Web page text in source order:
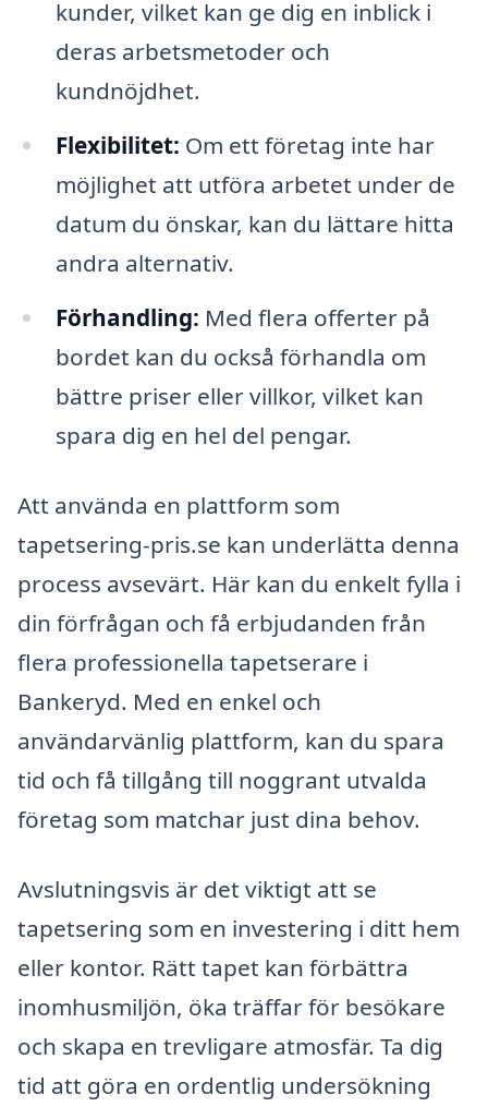
kunder, vilket kan ge dig en inblick i
deras arbetsmetoder och
kundnöjdhet.
Flexibilitet: Om ett företag inte har
möjlighet att utföra arbetet under de
datum du önskar, kan du lättare hitta
andra alternativ.
Förhandling: Med flera offerter på
bordet kan du också förhandla om
bättre priser eller villkor, vilket kan
spara dig en hel del pengar.
Att använda en plattform som
tapetsering-pris.se kan underlätta denna
process avsevärt. Här kan du enkelt fylla i
din förfrågan och få erbjudanden från
flera professionella tapetserare i
Bankeryd. Med en enkel och
användarvänlig plattform, kan du spara
tid och få tillgång till noggrant utvalda
företag som matchar just dina behov.
Avslutningsvis är det viktigt att se
tapetsering som en investering i ditt hem
eller kontor. Rätt tapet kan förbättra
inomhusmiljön, öka träffar för besökare
och skapa en trevligare atmosfär. Ta dig
tid att göra en ordentlig undersökning